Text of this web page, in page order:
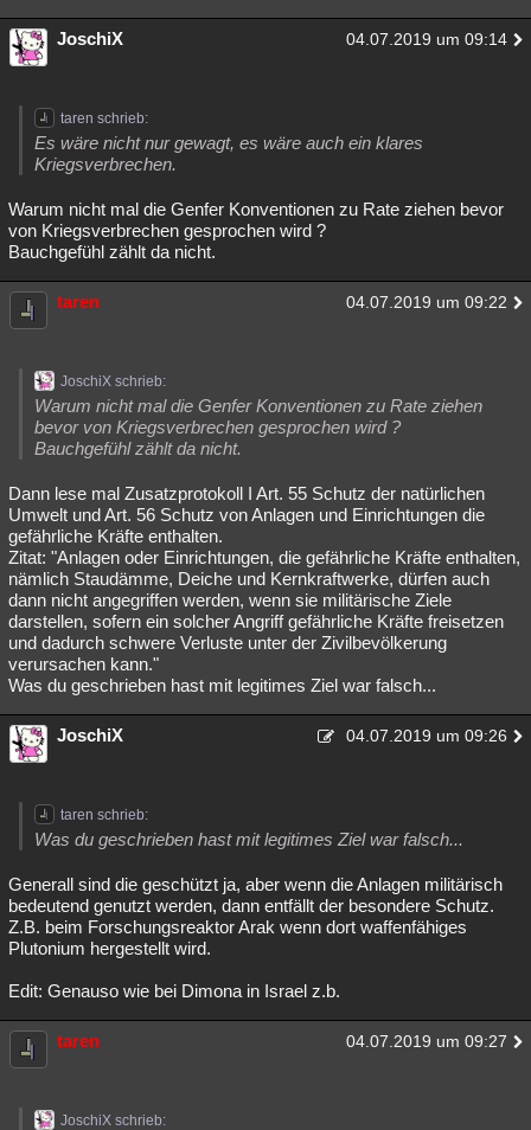
JoschiX 04.07.2019 um 09:14
taren schrieb:
Es wäre nicht nur gewagt, es wäre auch ein klares
Kriegsverbrechen.
Warum nicht mal die Genfer Konventionen zu Rate ziehen bevor
von Kriegsverbrechen gesprochen wird ?
Bauchgefühl zählt da nicht.
taren 04.07.2019 um 09:22
JoschiX schrieb:
Warum nicht mal die Genfer Konventionen zu Rate ziehen
bevor von Kriegsverbrechen gesprochen wird ?
Bauchgefühl zählt da nicht.
Dann lese mal Zusatzprotokoll I Art. 55 Schutz der natürlichen
Umwelt und Art. 56 Schutz von Anlagen und Einrichtungen die
gefährliche Kräfte enthalten.
Zitat: "Anlagen oder Einrichtungen, die gefährliche Kräfte enthalten,
nämlich Staudämme, Deiche und Kernkraftwerke, dürfen auch
dann nicht angegriffen werden, wenn sie militärische Ziele
darstellen, sofern ein solcher Angriff gefährliche Kräfte freisetzen
und dadurch schwere Verluste unter der Zivilbevölkerung
verursachen kann."
Was du geschrieben hast mit legitimes Ziel war falsch...
JoschiX 04.07.2019 um 09:26
taren schrieb:
Was du geschrieben hast mit legitimes Ziel war falsch...
Generall sind die geschützt ja, aber wenn die Anlagen militärisch
bedeutend genutzt werden, dann entfällt der besondere Schutz.
Z.B. beim Forschungsreaktor Arak wenn dort waffenfähiges
Plutonium hergestellt wird.
Edit: Genauso wie bei Dimona in Israel z.b.
taren 04.07.2019 um 09:27
JoschiX schrieb: